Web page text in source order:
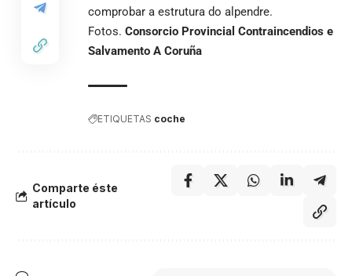
comprobar a estrutura do alpendre.
Fotos. Consorcio Provincial Contraincendios e
Salvamento A Coruña
ETIQUETAS coche
Comparte éste
artículo